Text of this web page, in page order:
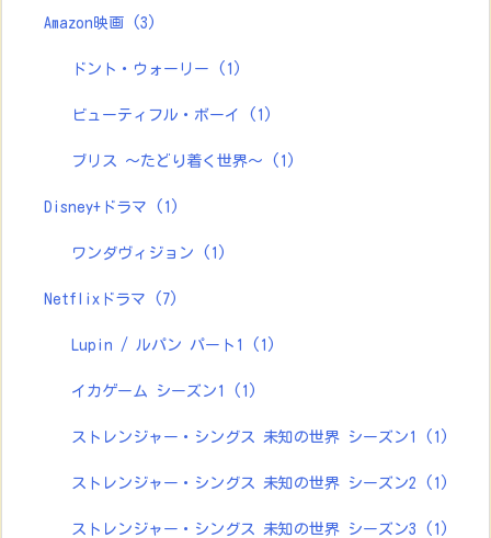
Amazon映画 (3)
ドント・ウォーリー (1)
ビューティフル・ボーイ (1)
ブリス ～たどり着く世界～ (1)
Disney+ドラマ (1)
ワンダヴィジョン (1)
Netflixドラマ (7)
Lupin / ルパン パート1 (1)
イカゲーム シーズン1 (1)
ストレンジャー・シングス 未知の世界 シーズン1 (1)
ストレンジャー・シングス 未知の世界 シーズン2 (1)
ストレンジャー・シングス 未知の世界 シーズン3 (1)